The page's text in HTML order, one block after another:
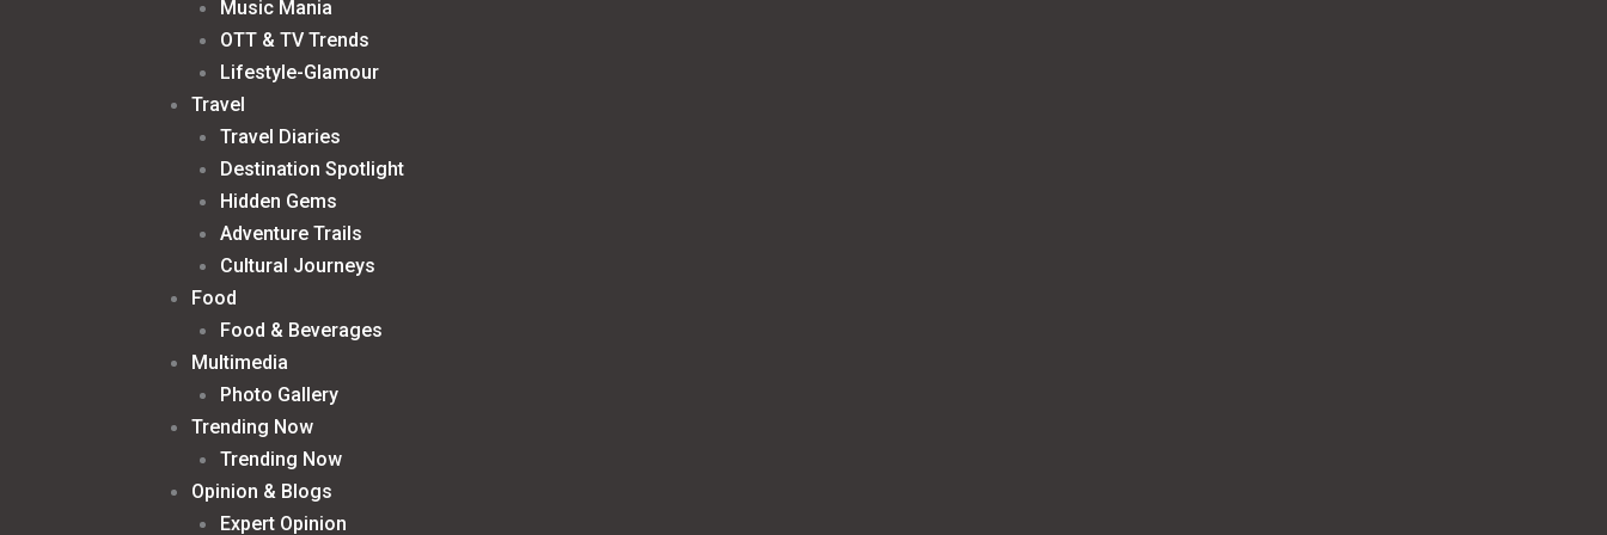
मैक्स, मिन और म्याऊज़ाकी : रिश्तों की गर्माहट और एक बिल्ली जो दिल जोड़ दे
वेदांता दिल्ली हाफ मैराथन रेस वीक अब PLAYSCAPE के साथ होगा और भी खास – सक्रिय जीवन का नया गंतव्य
Music Mania
OTT & TV Trends
Lifestyle-Glamour
Travel
Travel Diaries
Destination Spotlight
Hidden Gems
Adventure Trails
Cultural Journeys
Food
Food & Beverages
Multimedia
Photo Gallery
Trending Now
Trending Now
Opinion & Blogs
Expert Opinion